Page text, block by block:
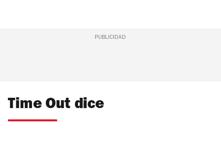
PUBLICIDAD
Time Out dice